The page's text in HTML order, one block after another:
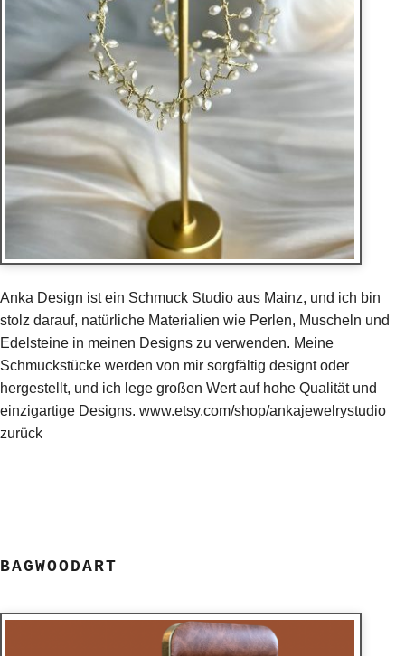
Anka Design ist ein Schmuck Studio aus Mainz, und ich bin
stolz darauf, natürliche Materialien wie Perlen, Muscheln und
Edelsteine in meinen Designs zu verwenden. Meine
Schmuckstücke werden von mir sorgfältig designt oder
hergestellt, und ich lege großen Wert auf hohe Qualität und
einzigartige Designs. www.etsy.com/shop/ankajewelrystudio
zurück
BAGWOODART